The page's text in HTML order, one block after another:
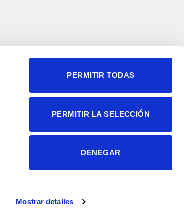
Mostrar detalles
PERMITIR TODAS
PERMITIR LA SELECCIÓN
DENEGAR
Neurociencias
Política de privacidad
Accesibilidad